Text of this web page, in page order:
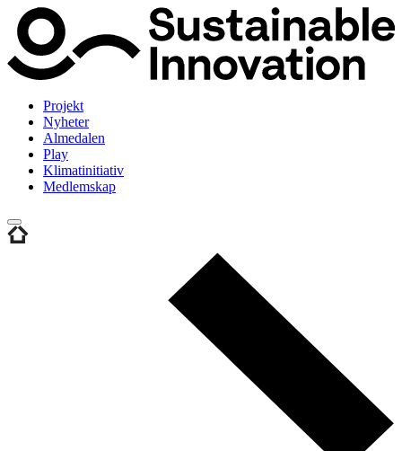
Projekt
Nyheter
Almedalen
Play
Klimatinitiativ
Medlemskap